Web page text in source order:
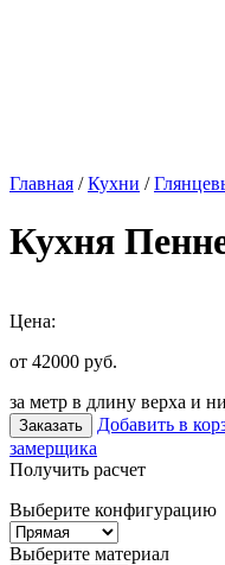
Главная /Кухни /
Кухня
Цена:
от 42000 руб.
за метр в длину верха и
Заказать Добавить в
замерщика
Получить расчет
Выберите конфигурацию
Выберите материал